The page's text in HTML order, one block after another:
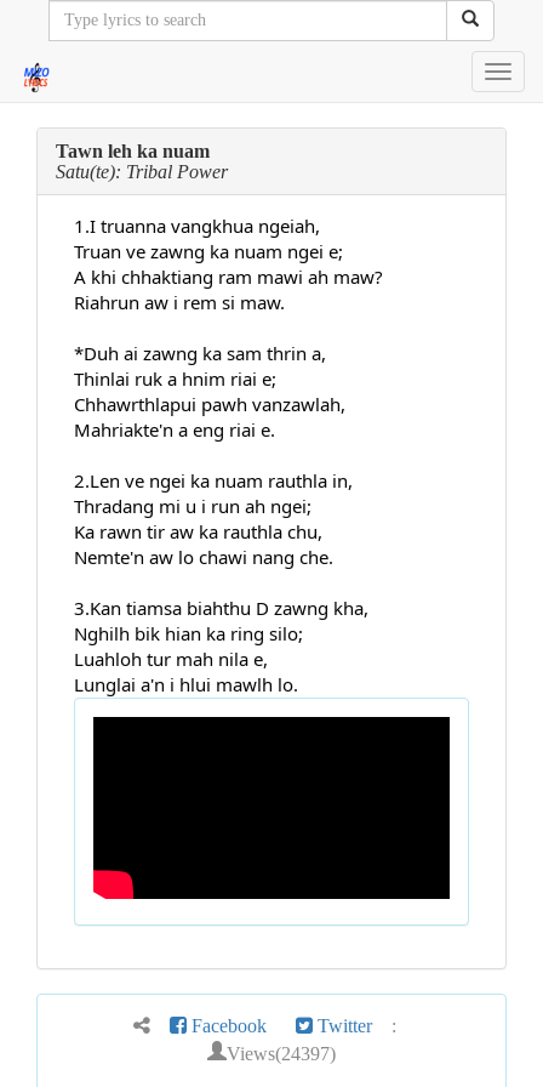
Tawn leh ka nuam
Satu(te): Tribal Power
1.I truanna vangkhua ngeiah,
Truan ve zawng ka nuam ngei e;
A khi chhaktiang ram mawi ah maw?
Riahrun aw i rem si maw.
*Duh ai zawng ka sam thrin a,
Thinlai ruk a hnim riai e;
Chhawrthlapui pawh vanzawlah,
Mahriakte'n a eng riai e.
2.Len ve ngei ka nuam rauthla in,
Thradang mi u i run ah ngei;
Ka rawn tir aw ka rauthla chu,
Nemte'n aw lo chawi nang che.
3.Kan tiamsa biahthu D zawng kha,
Nghilh bik hian ka ring silo;
Luahloh tur mah nila e,
Lunglai a'n i hlui mawlh lo.
Facebook Twitter :
Views(24397)